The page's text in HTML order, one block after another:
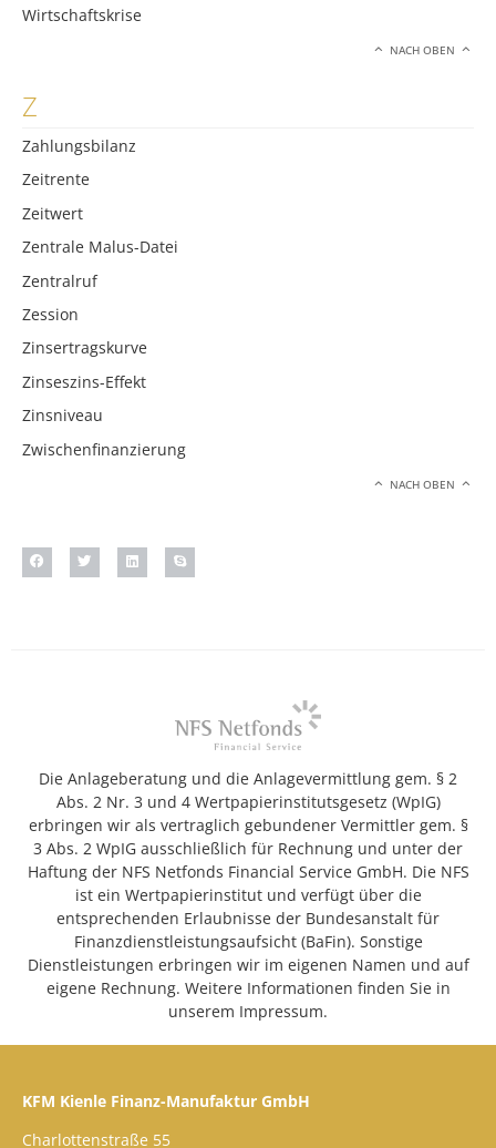
Wirtschaftskrise
NACH OBEN
Z
Zahlungsbilanz
Zeitrente
Zeitwert
Zentrale Malus-Datei
Zentralruf
Zession
Zinsertragskurve
Zinseszins-Effekt
Zinsniveau
Zwischenfinanzierung
NACH OBEN
Die Anlageberatung und die Anlagevermittlung gem. § 2
Abs. 2 Nr. 3 und 4 Wertpapierinstitutsgesetz (WpIG)
erbringen wir als vertraglich gebundener Vermittler gem. §
3 Abs. 2 WpIG ausschließlich für Rechnung und unter der
Haftung der NFS Netfonds Financial Service GmbH. Die NFS
ist ein Wertpapierinstitut und verfügt über die
entsprechenden Erlaubnisse der Bundesanstalt für
Finanzdienstleistungsaufsicht (BaFin). Sonstige
Dienstleistungen erbringen wir im eigenen Namen und auf
eigene Rechnung. Weitere Informationen finden Sie in
unserem Impressum.
KFM Kienle Finanz-Manufaktur GmbH
Charlottenstraße 55